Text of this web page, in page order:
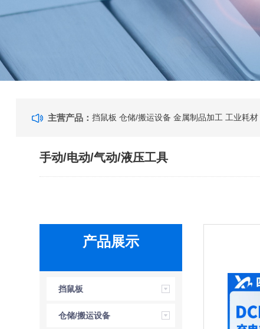
主营产品：挡鼠板 仓储/搬运设备 金属制品加工 工业耗材
手动/电动/气动/液压工具
产品展示
挡鼠板
仓储/搬运设备